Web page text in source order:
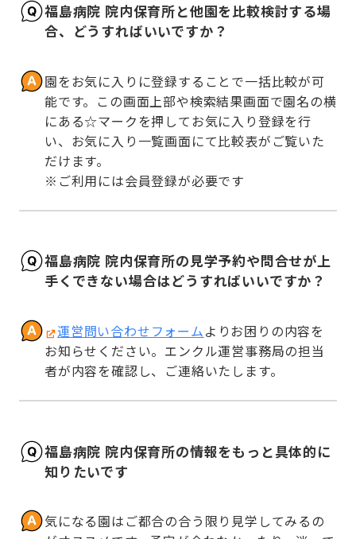
福島病院 院内保育所と他園を比較検討する場
合、どうすればいいですか？
園をお気に入りに登録することで一括比較が可
能です。この画面上部や検索結果画面で園名の横
にある☆マークを押してお気に入り登録を行
い、お気に入り一覧画面にて比較表がご覧いた
だけます。
※ご利用には会員登録が必要です
福島病院 院内保育所の見学予約や問合せが上
手くできない場合はどうすればいいですか？
運営問い合わせフォームよりお困りの内容を
お知らせください。エンクル運営事務局の担当
者が内容を確認し、ご連絡いたします。
福島病院 院内保育所の情報をもっと具体的に
知りたいです
気になる園はご都合の合う限り見学してみるの